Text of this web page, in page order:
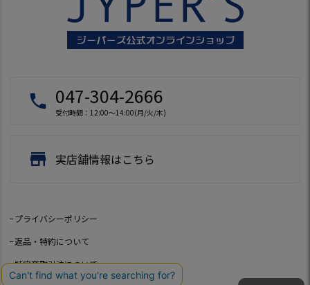
local_phone 047-304-2666
受付時間：12:00～14:00(月/火/木)
store 実店舗情報はこちら
プライバシーポリシー
返品・特約について
特定商取引法について